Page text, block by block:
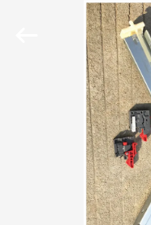
PRODUCTEN
VIDEO'S